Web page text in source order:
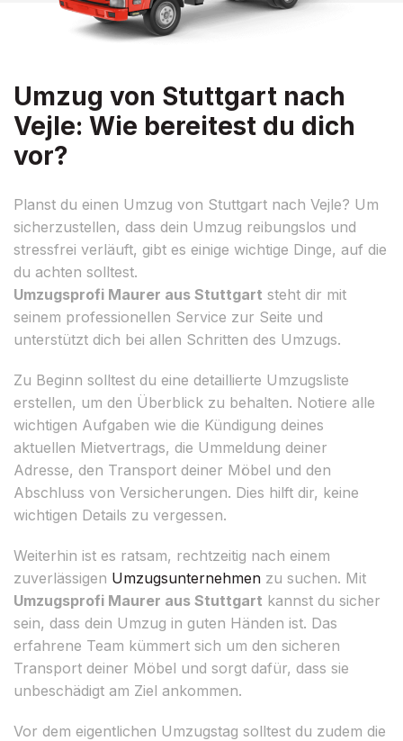
Umzug von Stuttgart nach
Vejle: Wie bereitest du dich
vor?
Planst du einen Umzug von Stuttgart nach Vejle? Um
sicherzustellen, dass dein Umzug reibungslos und
stressfrei verläuft, gibt es einige wichtige Dinge, auf die
du achten solltest.
Umzugsprofi Maurer aus Stuttgart steht dir mit
seinem professionellen Service zur Seite und
unterstützt dich bei allen Schritten des Umzugs.
Zu Beginn solltest du eine detaillierte Umzugsliste
erstellen, um den Überblick zu behalten. Notiere alle
wichtigen Aufgaben wie die Kündigung deines
aktuellen Mietvertrags, die Ummeldung deiner
Adresse, den Transport deiner Möbel und den
Abschluss von Versicherungen. Dies hilft dir, keine
wichtigen Details zu vergessen.
Weiterhin ist es ratsam, rechtzeitig nach einem
zuverlässigen Umzugsunternehmen zu suchen. Mit
Umzugsprofi Maurer aus Stuttgart kannst du sicher
sein, dass dein Umzug in guten Händen ist. Das
erfahrene Team kümmert sich um den sicheren
Transport deiner Möbel und sorgt dafür, dass sie
unbeschädigt am Ziel ankommen.
Vor dem eigentlichen Umzugstag solltest du zudem die